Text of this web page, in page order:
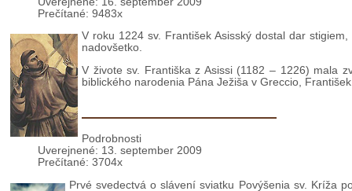
Podrobnosti
Uverejnené: 16. september 2009
Prečítané: 9483x
V roku 1224 sv. František Asisský dostal dar
nadovšetko.
V živote sv. Františka z Asissi (1182 – 1226) mala
Podrobnosti
Uverejnené: 13. september 2009
Prečítané: 3704x